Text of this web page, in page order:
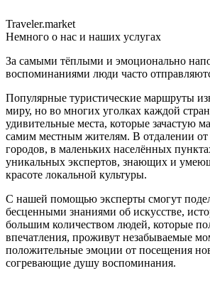
Traveler.market
Немного о нас и наших услугах
За самыми тёплыми и эмоционально
воспоминаниями люди часто
Популярные туристические маршруты
миру, но во многих уголках каждой
удивительные места, которые зачастую
самим местным жителям. В отдалении
городов, в маленьких населённых
уникальных экспертов, знающих и
красоте локальной культуры.
С нашей помощью эксперты смогут
бесценными знаниями об искусстве,
большим количеством людей, которые
впечатления, проживут незабываемые
положительные эмоции от посещения
согревающие душу воспоминания.